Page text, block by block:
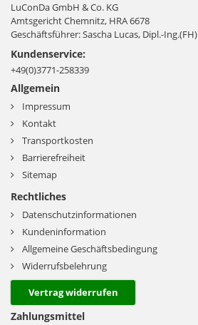
LuConDa GmbH & Co. KG
Amtsgericht Chemnitz, HRA 6678
Geschäftsführer: Sascha Lucas, Dipl.-Ing.(FH)
Kundenservice:
+49(0)3771-258339
Allgemein
Impressum
Kontakt
Transportkosten
Barrierefreiheit
Sitemap
Rechtliches
Datenschutzinformationen
Kundeninformation
Allgemeine Geschäftsbedingung
Widerrufsbelehrung
Vertrag widerrufen
Zahlungsmittel